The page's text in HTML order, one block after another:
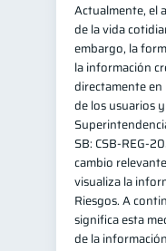
Actualmente, el
de la vida
embargo, la
la información
directamente
de los usuarios
SB: CSB-REG-
cambio
visualiza la
Riesgos. A
significa esta
de la